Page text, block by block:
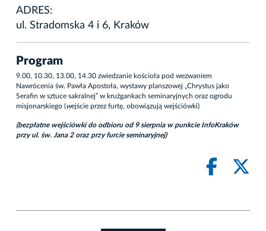
ADRES:
ul. Stradomska 4 i 6, Kraków
Program
9.00, 10.30, 13.00, 14.30 zwiedzanie kościoła pod wezwaniem
Nawrócenia św. Pawła Apostoła, wystawy planszowej „Chrystus jako
Serafin w sztuce sakralnej” w krużgankach seminaryjnych oraz ogrodu
misjonarskiego (wejście przez furtę, obowiązują wejściówki)
(bezpłatne wejściówki do odbioru od 9 sierpnia w punkcie InfoKraków
przy ul. św. Jana 2 oraz przy furcie seminaryjnej)